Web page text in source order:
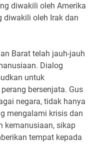
diwakili oleh Amerika
diwakili oleh Irak dan
Barat telah jauh-jauh
Dialog
untuk
bersenjata. Gus
negara, tidak hanya
mengalami krisis dan
kemanusiaan, sikap
tempat kepada